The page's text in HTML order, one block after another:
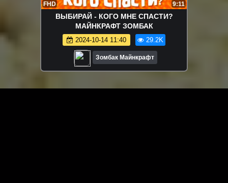
FHD 9:11
ВЫБИРАЙ - КОГО МНЕ СПАСТИ?
МАЙНКРАФТ ЗОМБАК
2024-10-14 11:40 29.2K
Зомбак Майнкрафт